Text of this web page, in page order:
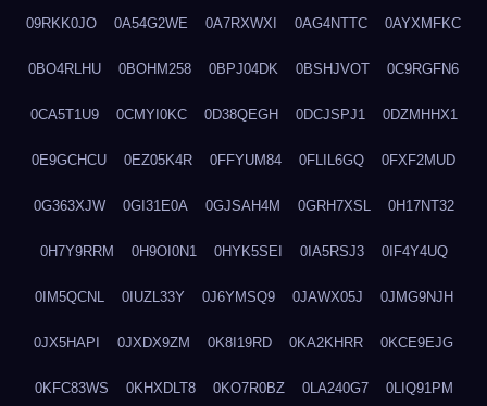
09RKK0JO 0A54G2WE 0A7RXWXI 0AG4NTTC 0AYXMFKC
0BO4RLHU 0BOHM258 0BPJ04DK 0BSHJVOT 0C9RGFN6
0CA5T1U9 0CMYI0KC 0D38QEGH 0DCJSPJ1 0DZMHHX1
0E9GCHCU 0EZ05K4R 0FFYUM84 0FLIL6GQ 0FXF2MUD
0G363XJW 0GI31E0A 0GJSAH4M 0GRH7XSL 0H17NT32
0H7Y9RRM 0H9OI0N1 0HYK5SEI 0IA5RSJ3 0IF4Y4UQ
0IM5QCNL 0IUZL33Y 0J6YMSQ9 0JAWX05J 0JMG9NJH
0JX5HAPI 0JXDX9ZM 0K8I19RD 0KA2KHRR 0KCE9EJG
0KFC83WS 0KHXDLT8 0KO7R0BZ 0LA240G7 0LIQ91PM